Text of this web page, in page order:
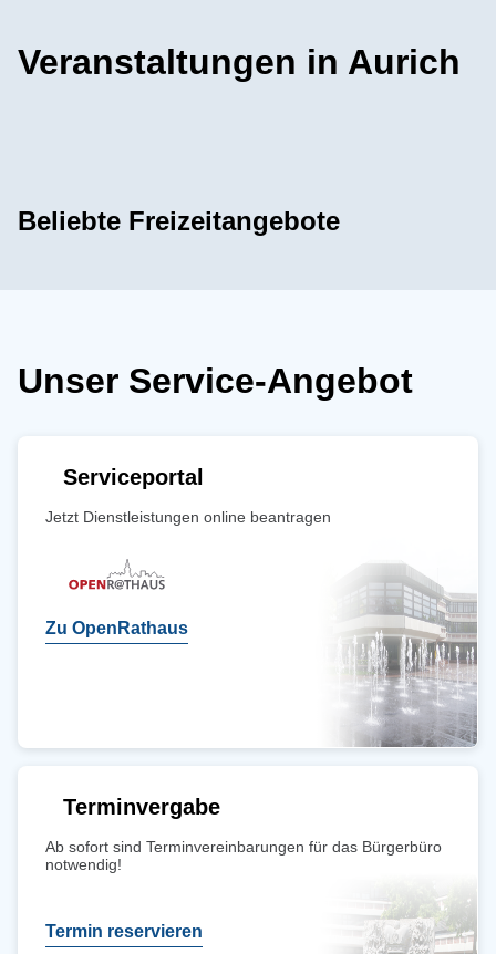
Veranstaltungen in Aurich
Beliebte Freizeitangebote
Unser Service-Angebot
Serviceportal
Jetzt Dienstleistungen online beantragen
Zu OpenRathaus
Terminvergabe
Ab sofort sind Terminvereinbarungen für das Bürgerbüro
notwendig!
Termin reservieren